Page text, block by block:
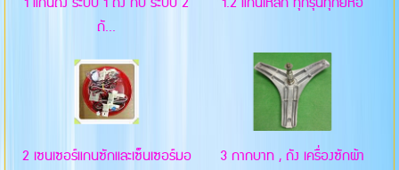
ถั...
2 เซนเซอร์แกนซักและเซ็นเซอร์มอ
3 กากบาท , ถัง เครื่องซักผ้า